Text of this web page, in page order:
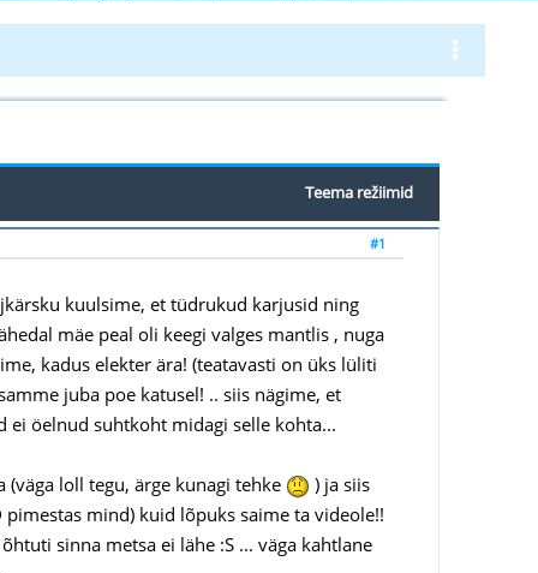
Teema režiimid
#1
kuulsime, et tüdrukud karjusid ning
mäe peal oli keegi valges mantlis , nuga
kadus elekter ära! (teatavasti on üks lüliti
juba poe katusel! .. siis nägime, et
ei öelnud suhtkoht midagi selle kohta...
loll tegu, ärge kunagi tehke
) ja siis
mind) kuid lõpuks saime ta videole!!
sinna metsa ei lähe :S ... väga kahtlane